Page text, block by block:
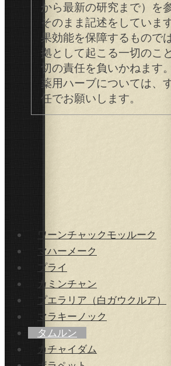
から最新の研究まで）を
そのまま記述をしていま
果効能を保障するもので
拠として起こる一切のこ
切の責任を負いかねます。
薬用ハーブについては、
任でお願いします。
ワーンチャックモッルーク
マハーメーク
プライ
カミンチャン
プエラリア（白ガウクルア）
マラキーノック
タムルン
カチャイダム